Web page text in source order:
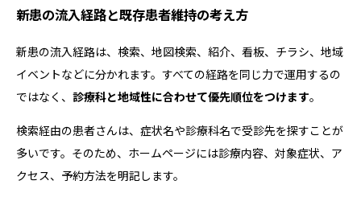
新患の流入経路と既存患者維持の考え方
新患の流入経路は、検索、地図検索、紹介、看板、チラシ、地域
イベントなどに分かれます。すべての経路を同じ力で運用するの
ではなく、 診療科と地域性に合わせて優先順位をつけます。
検索経由の患者さんは、症状名や診療科名で受診先を探すことが
多いです。そのため、ホームページには診療内容、対象症状、ア
クセス、予約方法を明記します。